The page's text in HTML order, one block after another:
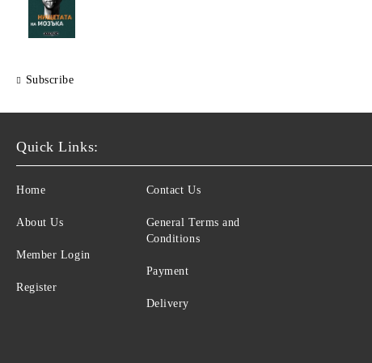
Subscribe
Quick Links:
Home
About Us
Member Login
Register
Contact Us
General Terms and
Conditions
Payment
Delivery